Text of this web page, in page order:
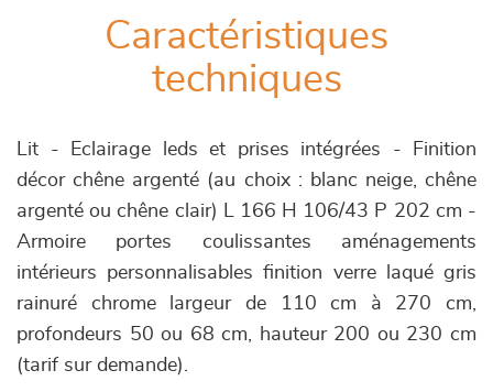
Caractéristiques
techniques
Lit - Eclairage leds et prises intégrées - Finition
décor chêne argenté (au choix : blanc neige, chêne
argenté ou chêne clair) L 166 H 106/43 P 202 cm -
Armoire portes coulissantes aménagements
intérieurs personnalisables finition verre laqué gris
rainuré chrome largeur de 110 cm à 270 cm,
profondeurs 50 ou 68 cm, hauteur 200 ou 230 cm
(tarif sur demande).